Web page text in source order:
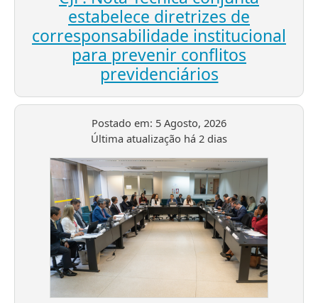
estabelece diretrizes de
corresponsabilidade institucional
para prevenir conflitos
previdenciários
Postado em: 5 Agosto, 2026
Última atualização há 2 dias